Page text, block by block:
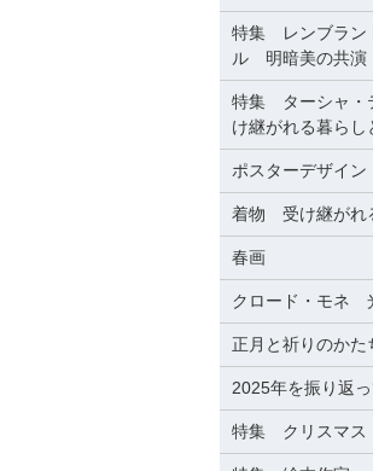
特集 レンブラン
ル 明暗美の共演
特集 ターシャ・
け継がれる暮らし
ポスターデザイン
着物 受け継がれ
春画
クロード・モネ
正月と祈りのかた
2025年を振り返っ
特集 クリスマス